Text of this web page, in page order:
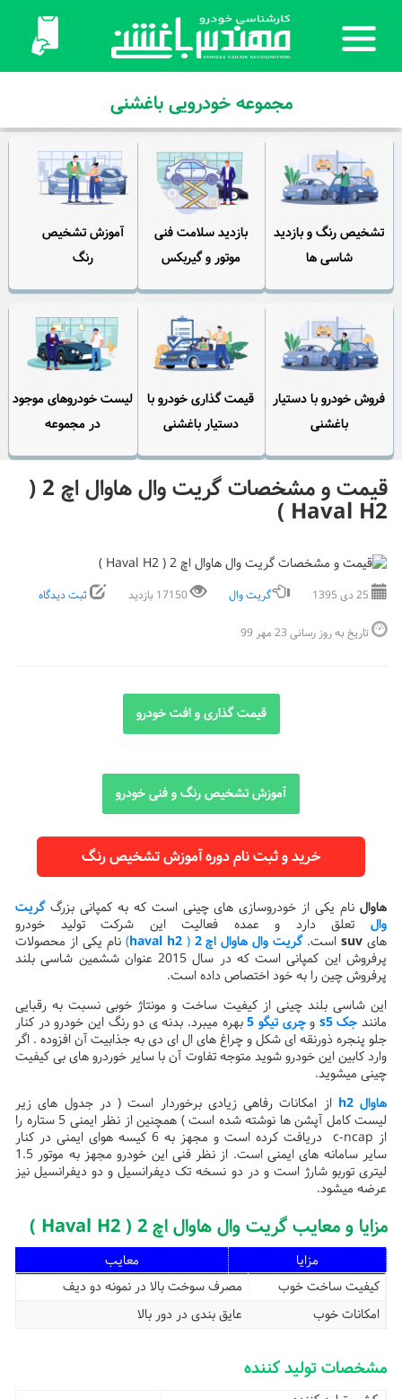
مجموعه خودرویی باغشنی
تشخیص رنگ و بازدید
شاسی ها
بازدید سلامت فنی
موتور و گیربکس
آموزش تشخیص
رنگ
فروش خودرو با دستیار
باغشنی
قیمت گذاری خودرو با
دستیار باغشنی
لیست خودروهای موجود
در مجموعه
قیمت و مشخصات گریت وال هاوال اچ 2 (
Haval H2 )
25 دی 1395 گریت وال 17150 بازدید ثبت دیدگاه
تاریخ به روز رسانی 23 مهر 99
قیمت گذاری و افت خودرو
آموزش تشخیص رنگ و فنی خودرو
خرید و ثبت نام دوره آموزش تشخیص رنگ
هاوال نام یکی از خودروسازی های چینی است که به کمپانی بزرگ گریت
وال تعلق دارد و عمده فعالیت این شرکت تولید خودرو
های suvاست.گریت وال هاوال اچ 2 (
haval h2
) نام یکی از محصولات
پرفروش این کمپانی است که در سال 2015 عنوان ششمین شاسی بلند
پرفروش چین را به خود اختصاص داده است.
این شاسی بلند چینی از کیفیت ساخت و مونتاژ خوبی نسبت به رقبایی
مانند جک s5 وچری تیگو 5 بهره میبرد. بدنه ی دو رنگ این خودرو در کنار
جلو پنجره ذورنقه ای شکل و چراغ های ال ای دی به جذابیت آن افزوده . اگر
وارد کابین این خودرو شوید متوجه تفاوت آن با سایر خوردرو های بی کیفیت
چینی میشوید.
هاوال h2
از امکانات رفاهی زیادی برخوردار است ( در جدول های زیر
لیست کامل آپشن ها نوشته شده است ) همچنین از نظر ایمنی 5 ستاره را
از c-ncap دریافت کرده است و مجهز به 6 کیسه هوای ایمنی در کنار
سایر سامانه های ایمنی است. از نظر فنی این خودرو مجهز به موتور 1.5
لیتری توربو شارژ است و در دو نسخه تک دیفرانسیل و دو دیفرانسیل نیز
عرضه میشود.
مزایا و معایب گریت وال هاوال اچ 2 ( Haval H2 )
مزایا
معایب
کیفیت ساخت خوب
مصرف سوخت بالا در نمونه دو دیف
امکانات خوب
عایق بندی در دور بالا
مشخصات تولید کننده